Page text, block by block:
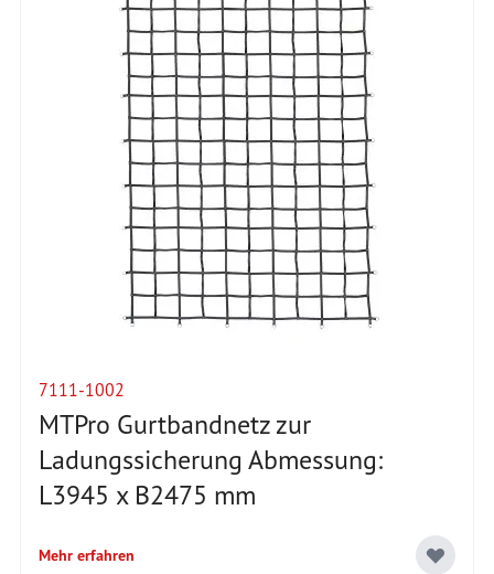
7111-1002
MTPro Gurtbandnetz zur
Ladungssicherung Abmessung:
L3945 x B2475 mm
Mehr erfahren